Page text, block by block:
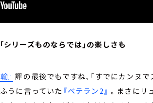
リーズものならでは」の楽しさも
』 評の最後でもですね、「すでにカンヌ
うに言っていた 『ベテラン2』 。まさにリ